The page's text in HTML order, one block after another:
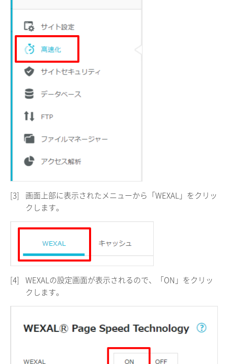
[3]
画面上部に表示されたメニューから「WEXAL」をクリッ
クします。
[4]
WEXALの設定画面が表示されるので、「ON」をクリッ
クします。